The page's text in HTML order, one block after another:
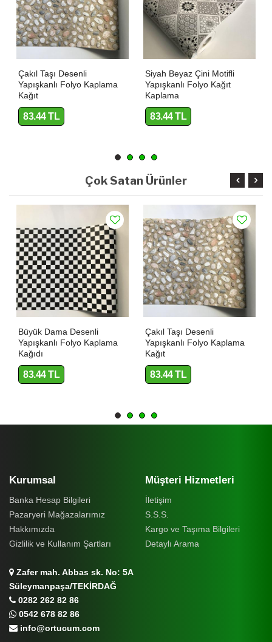
Çakıl Taşı Desenli
Yapışkanlı Folyo Kaplama
Kağıt
83.44 TL
Siyah Beyaz Çini Motifli
Yapışkanlı Folyo Kağıt
Kaplama
83.44 TL
Çok Satan Ürünler
Büyük Dama Desenli
Yapışkanlı Folyo Kaplama
Kağıdı
83.44 TL
Çakıl Taşı Desenli
Yapışkanlı Folyo Kaplama
Kağıt
83.44 TL
Kurumsal
Banka Hesap Bilgileri
Pazaryeri Mağazalarımız
Hakkımızda
Gizlilik ve Kullanım Şartları
Müşteri Hizmetleri
İletişim
S.S.S.
Kargo ve Taşıma Bilgileri
Detaylı Arama
Zafer mah. Abbas sk. No: 5A
Süleymanpaşa/TEKİRDAĞ
0282 262 82 86
0542 678 82 86
info@ortucum.com